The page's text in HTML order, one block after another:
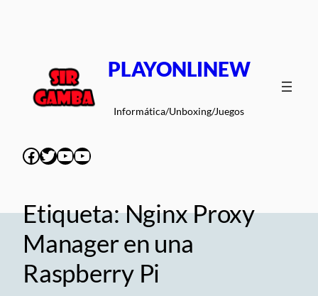
PLAYONLINEW
Informática/Unboxing/Juegos
Facebook
Twitter
YouTube
YouTube
Etiqueta:Nginx Proxy
Manager en una
Raspberry Pi